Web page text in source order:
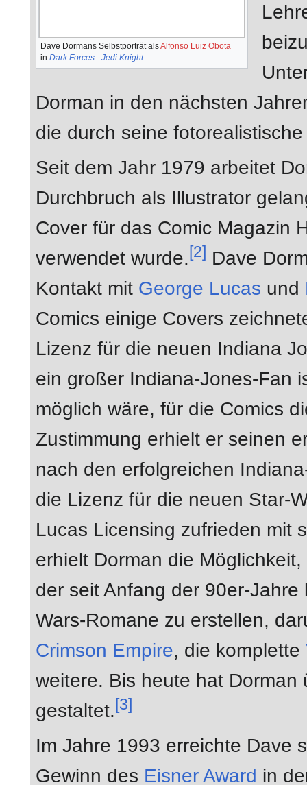
Dave Dormans Selbstporträt alsAlfonso Luiz Obota
in Dark Forces– Jedi Knight
Dorman in den nächsten
die durch seine
Seit dem Jahr 1979 arbeitet
Durchbruch als Illustrator
Cover für das Comic Magazin
verwendet wurde.[2] Dave
Kontakt mit George Lucas und
Comics einige Covers
Lizenz für die neuen Indiana
ein großer Indiana-Jones-Fan
möglich wäre, für die Comics
Zustimmung erhielt er seinen
nach den erfolgreichen
die Lizenz für die neuen Star-
Lucas Licensing zufrieden mit
erhielt Dorman die
der seit Anfang der 90er-
Wars-Romane zu erstellen,
Crimson Empire, die komplette
weitere. Bis heute hat Dorman
gestaltet.[3]
Im Jahre 1993 erreichte Dave
Gewinn des Eisner Award in